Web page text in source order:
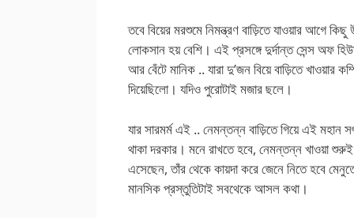
তবে বিয়ের মরশুমে নিমন্ত্রণ বাড়িতে যাওয়ার আগে
লোকসান হয় বেশি। এই প্রসঙ্গে দুর্দান্ত সেন্স অফ
আর বেঁটে মানিক .. যারা দু’জন বিয়ে বাড়িতে খাওয়ার
দিয়েছিলো। যদিও পুরোটাই মজার ছলে।
যার সারমর্ম এই .. নেমন্তন্ন বাড়িতে গিয়ে এই মহান
থাকা দরকার। মনে রাখতে হবে, নেমন্তন্ন খাওয়া
এসেছেন, তাঁর থেকে কায়দা করে জেনে নিতে হবে
মানসিক প্রস্তুতিটাই সবথেকে আসল কথা।